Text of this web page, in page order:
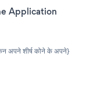
Application
अपने शीर्ष कोने के अपने}